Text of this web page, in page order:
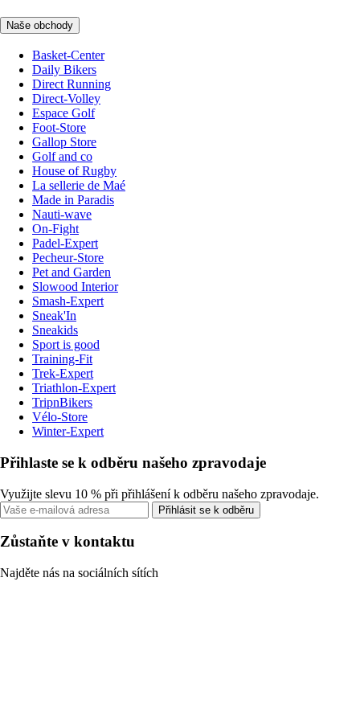
Naše obchody
Basket-Center
Daily Bikers
Direct Running
Direct-Volley
Espace Golf
Foot-Store
Gallop Store
Golf and co
House of Rugby
La sellerie de Maé
Made in Paradis
Nauti-wave
On-Fight
Padel-Expert
Pecheur-Store
Pet and Garden
Slowood Interior
Smash-Expert
Sneak'In
Sneakids
Sport is good
Training-Fit
Trek-Expert
Triathlon-Expert
TripnBikers
Vélo-Store
Winter-Expert
Přihlaste se k odběru našeho zpravodaje
Využijte slevu 10 % při přihlášení k odběru našeho zpravodaje.
Přihlásit se k odběru
Zůstaňte v kontaktu
Najděte nás na sociálních sítích